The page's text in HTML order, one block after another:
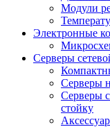
Модули
Электронные
Серверы
Серверы
Серверы
стойку